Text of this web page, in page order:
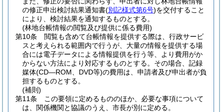
の修正申出検討結果通知書(別記様式第6号)を交付すること
により、検討結果を通知するものとする。
(林地台帳情報の閲覧及び提供に係る費用)
第10条
閲覧も含めて台帳情報を提供する際は、行政サービ
スと考えられる範囲内で行うが、大量の情報を提供する場
合には電子データによる情報提供を行う等、より費用がか
からない方法により対応するものとする。 その場合、記録
媒体(CD―ROM、DVD等)の費用は、申請者及び申出者が負
担するものとする。
(補則)
第11条
この要領に定めるもののほか、必要な事項について
は、関係機関と協議のうえ、市長が別に定める。